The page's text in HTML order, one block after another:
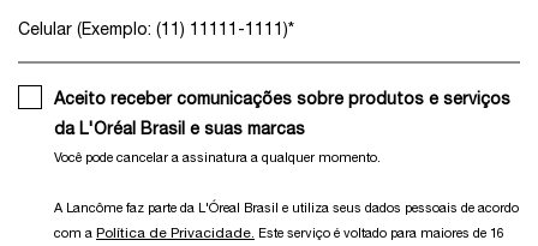
Celular (Exemplo: (11) 11111-1111)*
Aceito receber comunicações sobre produtos e serviços
da L'Oréal Brasil e suas marcas
Você pode cancelar a assinatura a qualquer momento.​
A Lancôme faz parte da L'Óreal Brasil e utiliza seus dados pessoais de acordo
com a Política de Privacidade. Este serviço é voltado para maiores de 16